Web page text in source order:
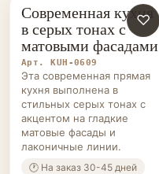
КУХНИ НА ЗАКАЗ ♡
Современная кухня
в серых тонах с
матовыми фасадами
Арт. KUH-0609
Эта современная прямая
кухня выполнена в
стильных серых тонах с
акцентом на гладкие
матовые фасады и
лаконичные линии.
🕐 На заказ 30-45 дней